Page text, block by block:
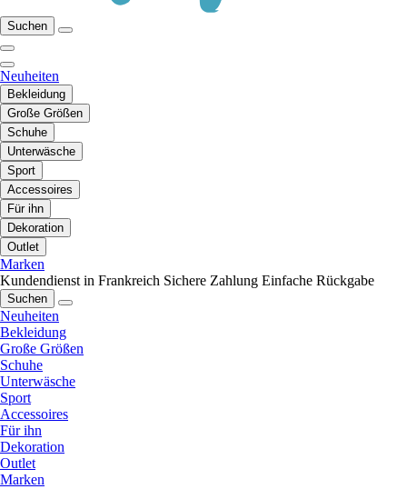
Suchen
Neuheiten
Bekleidung
Große Größen
Schuhe
Unterwäsche
Sport
Accessoires
Für ihn
Dekoration
Outlet
Marken
Kundendienst in Frankreich Sichere Zahlung Einfache Rückgabe
Suchen
Neuheiten
Bekleidung
Große Größen
Schuhe
Unterwäsche
Sport
Accessoires
Für ihn
Dekoration
Outlet
Marken